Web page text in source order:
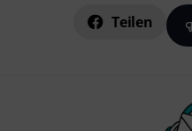
Teilen